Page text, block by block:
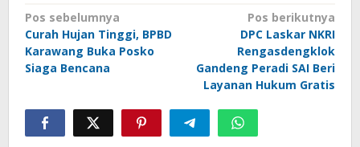
Navigasi
pos
Pos sebelumnya
Curah Hujan Tinggi, BPBD
Karawang Buka Posko
Siaga Bencana
Pos berikutnya
DPC Laskar NKRI
Rengasdengklok
Gandeng Peradi SAI Beri
Layanan Hukum Gratis